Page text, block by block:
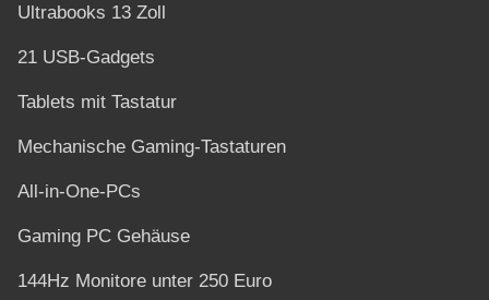
Ultrabooks 13 Zoll
21 USB-Gadgets
Tablets mit Tastatur
Mechanische Gaming-Tastaturen
All-in-One-PCs
Gaming PC Gehäuse
144Hz Monitore unter 250 Euro